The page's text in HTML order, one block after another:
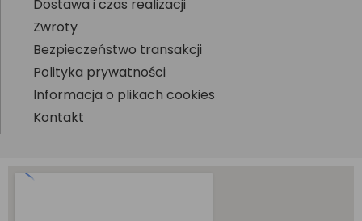
Dostawa i czas realizacji
Zwroty
Bezpieczeństwo transakcji
Polityka prywatności
Informacja o plikach cookies
Kontakt